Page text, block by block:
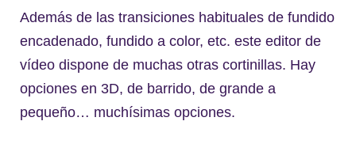
Además de las transiciones habituales de fundido
encadenado, fundido a color, etc. este editor de
vídeo dispone de muchas otras cortinillas. Hay
opciones en 3D, de barrido, de grande a
pequeño… muchísimas opciones.